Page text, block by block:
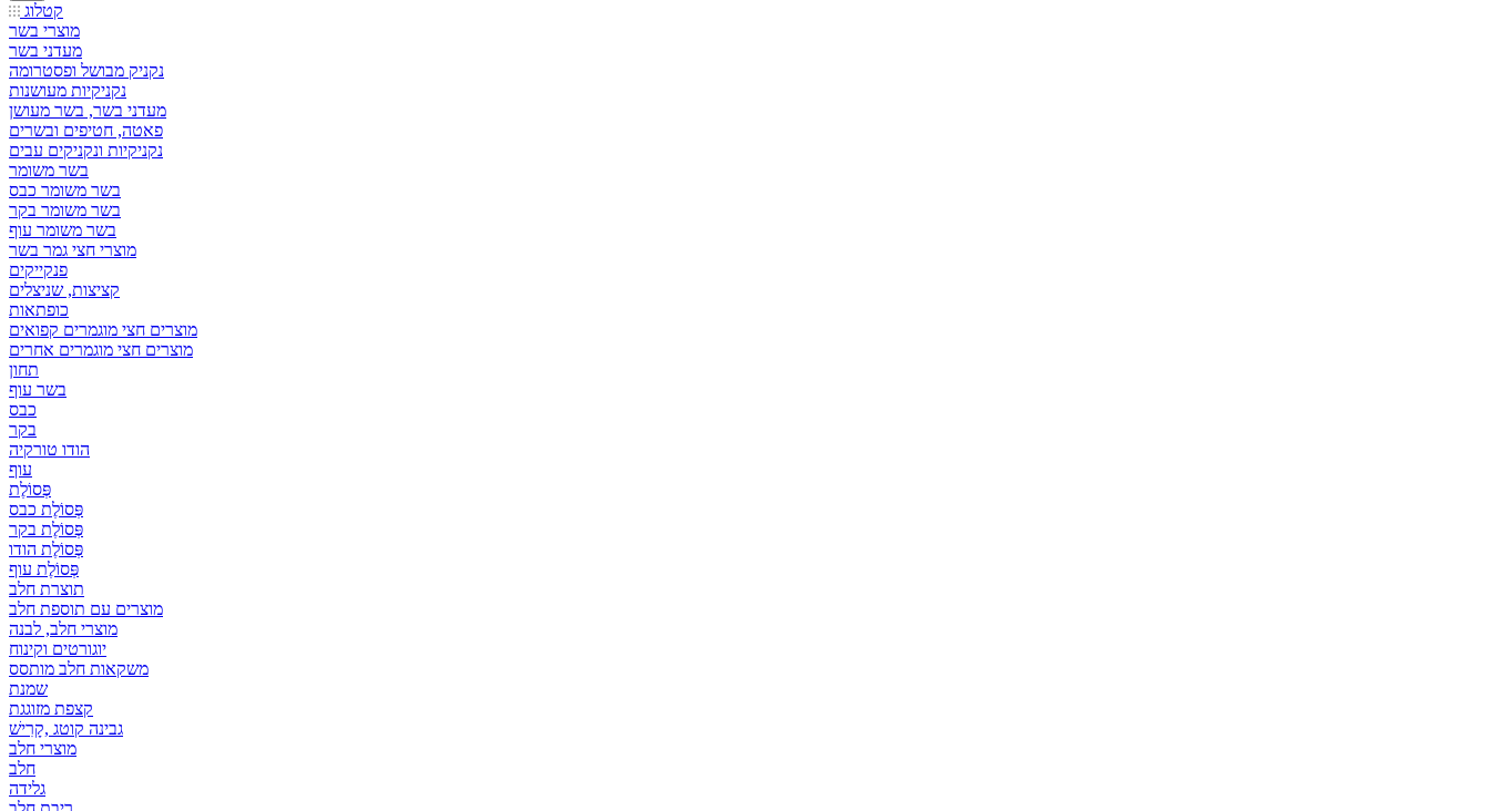
קטלוג
מוצרי בשר
מעדני בשר
נקניק מבושל ופסטרומה
נקניקיות מעושנות
מעדני בשר, בשר מעושן
פאטה, חטיפים ובשרים
נקניקיות ונקניקים עבים
בשר משומר
בשר משומר כבס
בשר משומר בקר
בשר משומר עוף
מוצרי חצי גמר בשר
פנקייקים
קציצות, שניצלים
כופתאות
מוצרים חצי מוגמרים קפואים
מוצרים חצי מוגמרים אחרים
תחון
בשר עוף
כבס
בקר
הודו טורקיה
עוף
פְּסוֹלֶת
פְּסוֹלֶת כבס
פְּסוֹלֶת בקר
פְּסוֹלֶת הודו
פְּסוֹלֶת עוף
תוצרת חלב
מוצרים עם תוספת חלב
מוצרי חלב, לבנה
יוגורטים וקינוח
משקאות חלב מותסס
שמנת
קצפת מזוגגת
גבינה קוטג ,קָרִישׁ
מוצרי חלב
חלב
גלידה